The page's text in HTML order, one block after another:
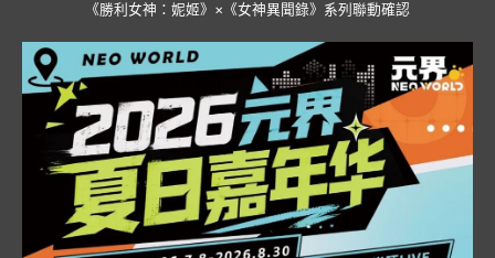
《勝利女神：妮姬》×《女神異聞錄》系列聯動確認